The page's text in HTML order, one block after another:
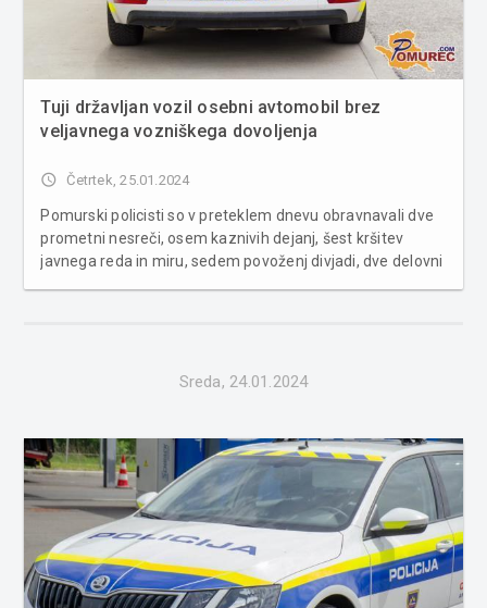
Tuji državljan vozil osebni avtomobil brez
veljavnega vozniškega dovoljenja
access_time Četrtek, 25.01.2024
Pomurski policisti so v preteklem dnevu obravnavali dve
prometni nesreči, osem kaznivih dejanj, šest kršitev
javnega reda in miru, sedem povoženj divjadi, dve delovni
Sreda, 24.01.2024